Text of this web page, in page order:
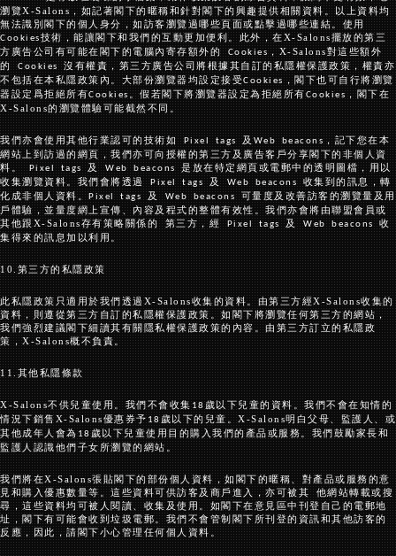
瀏覽X-Salons，如記著閣下的暱稱和針對閣下的興趣提供相關資料。以上資料均
無法識別閣下的個人身分，如訪客瀏覽過哪些頁面或點擊過哪些連結。使用
Cookies技術，能讓閣下和我們的互動更加便利。此外，在X-Salons擺放的第三
方廣告公司有可能在閣下的電腦內寄存額外的Cookies，X-Salons對這些額外
的Cookies沒有權責，第三方廣告公司將根據其自訂的私隱權保護政策，權責亦
不包括在本私隱政策內。大部份瀏覽器均設定接受Cookies，閣下也可自行將瀏覽
器設定爲拒絕所有Cookies。假若閣下將瀏覽器設定為拒絕所有Cookies，閣下在
X-Salons的瀏覽體驗可能截然不同。
我們亦會使用其他行業認可的技術如Pixel tags及Web beacons，記下您在本
網站上到訪過的網頁，我們亦可向授權的第三方及廣告客戶分享閣下的非個人資
料。Pixel tags及Web beacons是放在特定網頁或電郵中的透明圖檔，用以
收集瀏覽資料。我們會將透過Pixel tags及Web beacons收集到的訊息，轉
化成非個人資料。Pixel tags及Web beacons可量度及改善訪客的瀏覽量及用
戶體驗，並量度網上宣傳、內容及程式的整體有效性。我們亦會將由聯盟會員或
其他跟X-Salons存有策略關係的 第三方，經Pixel tags及Web beacons收
集得來的訊息加以利用。
10.第三方的私隱政策
此私隱政策只適用於我們透過X-Salons收集的資料。由第三方經X-Salons收集的
資料，則遵從第三方自訂的私隱權保護政策。如閣下將瀏覽任何第三方的網站，
我們強烈建議閣下細讀其有關隱私權保護政策的內容。由第三方訂立的私隱政
策，X-Salons概不負責。
11.其他私隱條款
X-Salons不供兒童使用。我們不會收集18歲以下兒童的資料。我們不會在知情的
情況下銷售X-Salons優惠券予18歲以下的兒童。X-Salons明白父母、監護人、或
其他成年人會為18歲以下兒童使用目的購入我們的產品或服務。我們鼓勵家長和
監護人認識他們子女所瀏覽的網站。
我們將在X-Salons張貼閣下的部份個人資料，如閣下的暱稱、對產品或服務的意
見和購入優惠數量等。這些資料可供訪客及商戶進入，亦可被其 他網站轉載或搜
尋，這些資料均可被人閱讀、收集及使用。如閣下在意見區中刊登自己的電郵地
址，閣下有可能會收到垃圾電郵。我們不會管制閣下所刊登的資訊和其他訪客的
反應，因此，請閣下小心管理任何個人資料。